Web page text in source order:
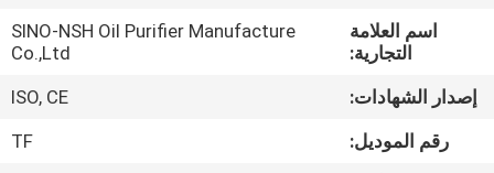
معلومات
جولة
اسم العلامة
التجارية:
SINO-NSH Oil Purifier Manufacture
Co.,Ltd
إصدار الشهادات:
ISO, CE
رقم الموديل:
TF